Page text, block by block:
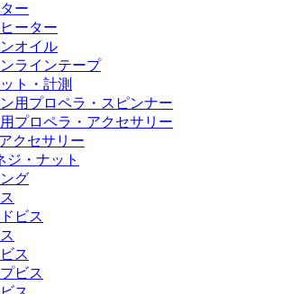
ー
ーター
オイル
ラインテープ
ト・計測
用プロペラ・スピンナー
プロペラ・アクセサリー
クセサリー
ジ・ナット
グ
ビス
ス
ビス